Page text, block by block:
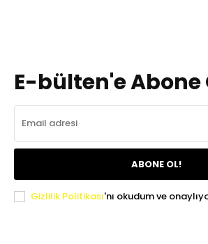
E-bülten'e Abone
ABONE OL!
Gizlilik Politikası'nı okudum ve